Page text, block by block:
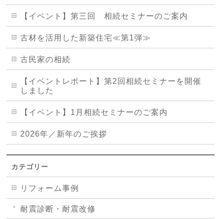
【イベント】第三回 相続セミナーのご案内
古材を活用した新築住宅≪第1弾≫
古民家の相続
【イベントレポート】第2回相続セミナーを開催
しました
【イベント】1月相続セミナーのご案内
2026年／新年のご挨拶
カテゴリー
リフォーム事例
耐震診断・耐震改修